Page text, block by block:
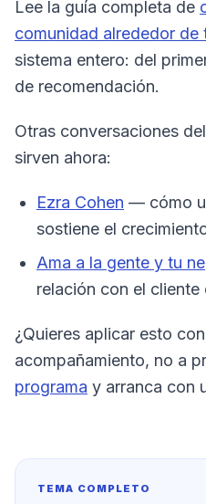
Lee la guía completa de
comunidad alrededor de
sistema entero: del
de recomendación.
Otras conversaciones
sirven ahora:
Ezra Cohen — cómo
sostiene el
Ama a la gente y tu
relación con el
¿Quieres aplicar esto
acompañamiento, no a
programa y arranca con
TEMA COMPLETO